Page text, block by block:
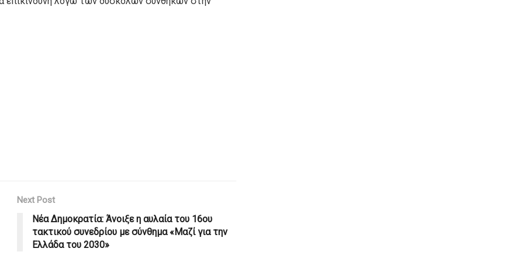
Next Post
Νέα Δημοκρατία: Άνοιξε η αυλαία του 16ου
τακτικού συνεδρίου με σύνθημα «Μαζί για την
Ελλάδα του 2030»